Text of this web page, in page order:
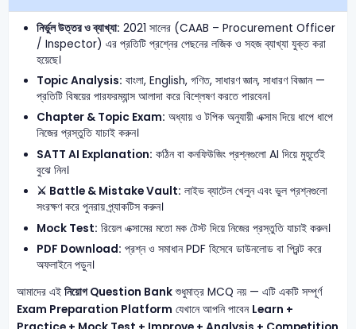
নির্ভুল উত্তর ও ব্যাখ্যা: 2021 সালের (CAAB – Procurement Officer
/ Inspector) এর প্রতিটি প্রশ্নের পেছনের লজিক ও সহজ ব্যাখ্যা যুক্ত করা
হয়েছে।
Topic Analysis: বাংলা, English, গণিত, সাধারণ জ্ঞান, সাধারণ বিজ্ঞান —
প্রতিটি বিষয়ের পারফরম্যান্স আলাদা করে বিশ্লেষণ করতে পারবেন।
Chapter & Topic Exam: অধ্যায় ও টপিক অনুযায়ী এক্সাম দিয়ে ধাপে ধাপে
নিজের প্রস্তুতি যাচাই করুন।
SATT AI Explanation: কঠিন বা কনফিউজিং প্রশ্নগুলো AI দিয়ে মুহূর্তেই
বুঝে নিন।
⚔️ Battle & Mistake Vault: লাইভ ব্যাটেল খেলুন এবং ভুল প্রশ্নগুলো
সংরক্ষণ করে পুনরায় প্র্যাকটিস করুন।
Mock Test: রিয়েল এক্সামের মতো মক টেস্ট দিয়ে নিজের প্রস্তুতি যাচাই করুন।
PDF Download: প্রশ্ন ও সমাধান PDF হিসেবে ডাউনলোড বা প্রিন্ট করে
অফলাইনে পড়ুন।
আমাদের এই নিয়োগ Question Bankশুধুমাত্র MCQ নয় — এটি একটি সম্পূর্ণ
Exam Preparation Platform যেখানে আপনি পাবেন Learn +